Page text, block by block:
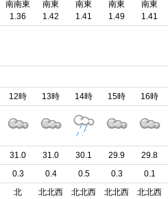
南南東
1.36
南東
1.42
南東
1.41
南東
1.49
南東
1.41
12時
31.0
0.3
北
13時
31.0
0.4
北北西
14時
30.1
0.5
北北西
15時
29.9
0.3
北北西
16時
29.8
0.1
北北西